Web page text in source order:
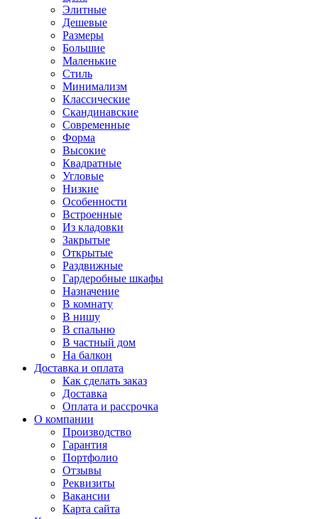
Элитные
Дешевые
Размеры
Большие
Маленькие
Стиль
Минимализм
Классические
Скандинавские
Современные
Форма
Высокие
Квадратные
Угловые
Низкие
Особенности
Встроенные
Из кладовки
Закрытые
Открытые
Раздвижные
Гардеробные шкафы
Назначение
В комнату
В нишу
В спальню
В частный дом
На балкон
Доставка и оплата
Как сделать заказ
Доставка
Оплата и рассрочка
О компании
Производство
Гарантия
Портфолио
Отзывы
Реквизиты
Вакансии
Карта сайта